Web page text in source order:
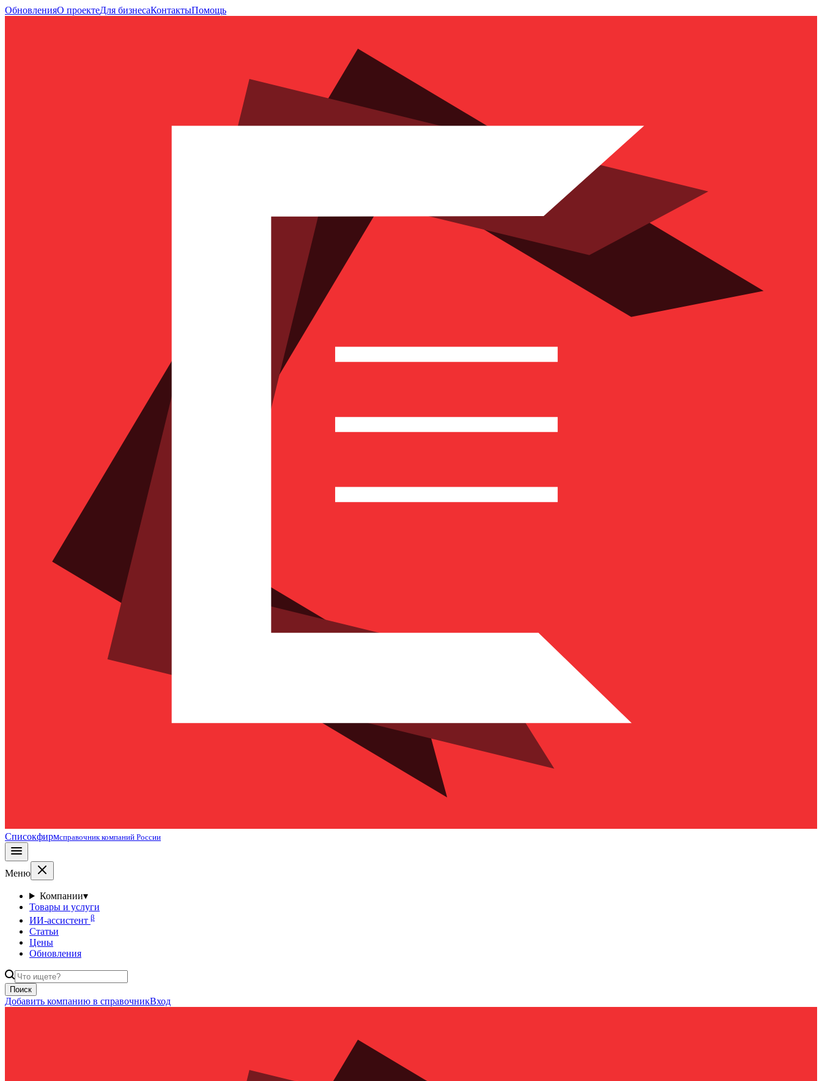
ОбновленияО проектеДля бизнесаКонтактыПомощь
Списокфирмсправочник компаний России
Меню
Компании▾
Товары и услуги
ИИ-ассистент β
Статьи
Цены
Обновления
Поиск
Добавить компанию в справочникВход